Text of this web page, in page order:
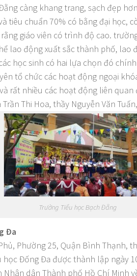
càng khang trang, sạch đẹp
tiêu chuẩn 70% có bằng đại học,
giáo viên có trình độ cao.
lao động xuất sắc thành phố, lao
học sinh có hai lựa chọn đó
tổ chức các hoạt động ngoại
rất nhiều các hoạt động liên
Thi Hoa, thầy Nguyễn Văn
Trường Tiểu học Bạch Đằng
Đa
Phường 25, Quận Bình Thạnh,
học Đống Đa được thành lập ngày
Nhân dân Thành phố Hồ Chí Minh